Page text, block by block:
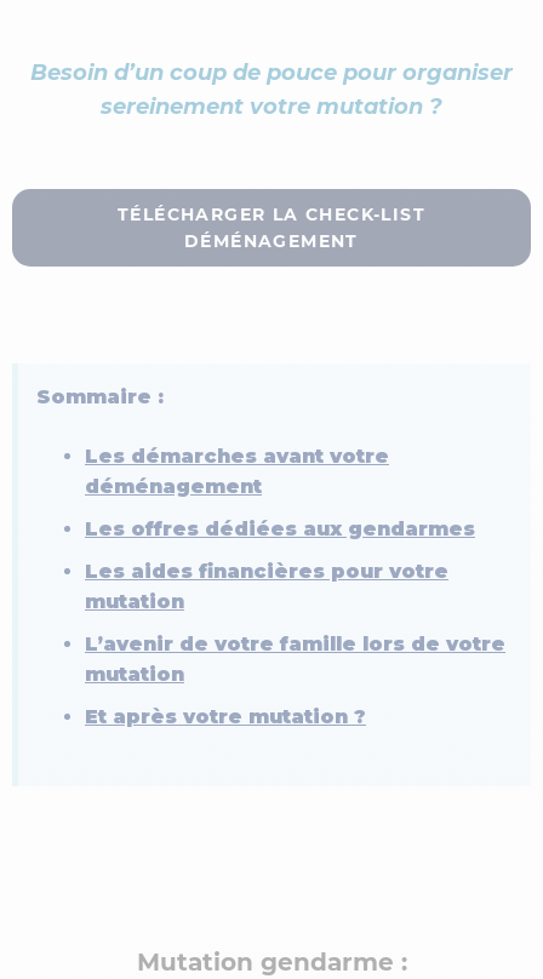
Besoin d’un coup de pouce pour organiser
sereinement votre mutation ?
TÉLÉCHARGER LA CHECK-LIST
DÉMÉNAGEMENT
Sommaire :
Les démarches avant votre
déménagement
Les offres dédiées aux gendarmes
Les aides financières pour votre
mutation
L’avenir de votre famille lors de votre
mutation
Et après votre mutation ?
Mutation gendarme :